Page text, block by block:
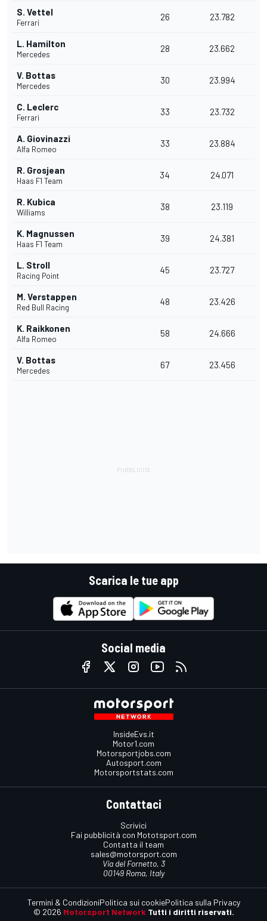
S. Vettel
Ferrari
26 23.782
L. Hamilton
Mercedes
28 23.662
V. Bottas
Mercedes
30 23.994
C. Leclerc
Ferrari
33 23.732
A. Giovinazzi
Alfa Romeo
33 23.884
R. Grosjean
Haas F1 Team
34 24.071
R. Kubica
Williams
38 23.119
K. Magnussen
Haas F1 Team
39 24.381
L. Stroll
Racing Point
45 23.727
M. Verstappen
Red Bull Racing
48 23.426
K. Raikkonen
Alfa Romeo
58 24.666
V. Bottas
Mercedes
67 23.456
Scarica le tue app
Social media
InsideEvs.it
Motor1.com
Motorsportjobs.com
Autosport.com
Motorsportstats.com
Contattaci
Scrivici
Fai pubblicità con Mototsport.com
Contatta il team
sales@motorsport.com
Via del Fornetto, 3
00149 Roma, Italy
© 2026 Motorsport Network Tutti i diritti riservati.
Termini & CondizioniPolitica sui cookiePolitica sulla Privacy